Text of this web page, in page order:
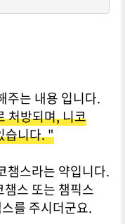
주는 내용 입니다.
처방되며, 니코
습니다. "
챔스라는 약입니다.
스 또는 챔픽스
를 주시더군요.